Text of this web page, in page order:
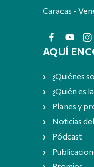
Caracas -
AQUÍ
¿Quiénes
¿Quién es
Planes y
Noticias
Pódcast